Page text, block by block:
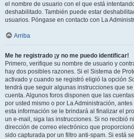
el nombre de usuario con el que está
deshabilitado. También puede estar
usuarios. Póngase en contacto con La
Arriba
Me he registrado ¡y no me puedo identificar!
Primero, verifique su nombre de usuario y
hay dos posibles razones. Si el Sistema de
activado y cuando se registró eligió la opción
tendrá que seguir algunas instrucciones que
cuenta. Algunos foros disponen que las
por usted mismo o por La Administración,
esta información se le brindará al finalizar el
un e-mail, siga las instrucciones. Si no recibió
dirección de correo electrónico que
sido capturada por un filtro anti-spam. Si está